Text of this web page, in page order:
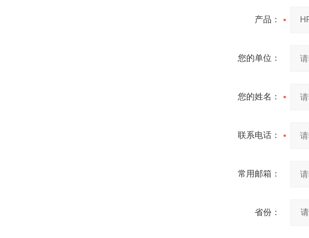
产品：
您的单位：
您的姓名：
联系电话：
常用邮箱：
省份：